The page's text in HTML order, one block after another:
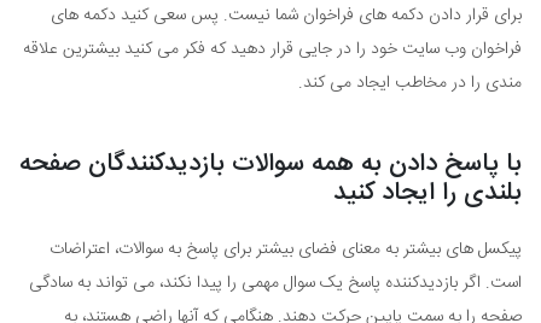
برای قرار دادن دکمه های فراخوان شما نیست. پس سعی کنید دکمه های
فراخوان وب سایت خود را در جایی قرار دهید که فکر می کنید بیشترین علاقه
مندی را در مخاطب ایجاد می کند.
با پاسخ دادن به همه سوالات بازدیدکنندگان صفحه
بلندی را ایجاد کنید
پیکسل های بیشتر به معنای فضای بیشتر برای پاسخ به سوالات، اعتراضات
است. اگر بازدیدکننده پاسخ یک سوال مهمی را پیدا نکند، می تواند به سادگی